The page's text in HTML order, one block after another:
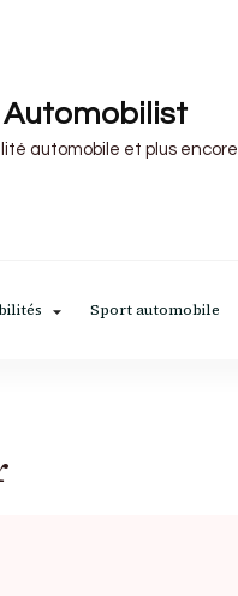
Automobilist
automobile et plus encore
Sport automobile